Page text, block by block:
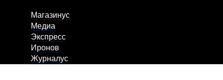
Магазинус
Медиа
Экспресс
Иронов
Журналус